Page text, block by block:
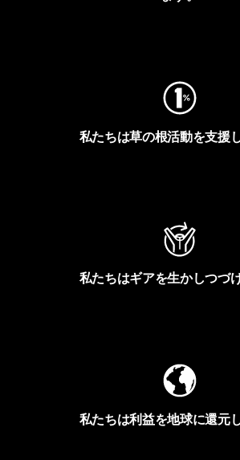
私たちは草の根活動を支援
私たちはギアを生かしつづ
私たちは利益を地球に還元